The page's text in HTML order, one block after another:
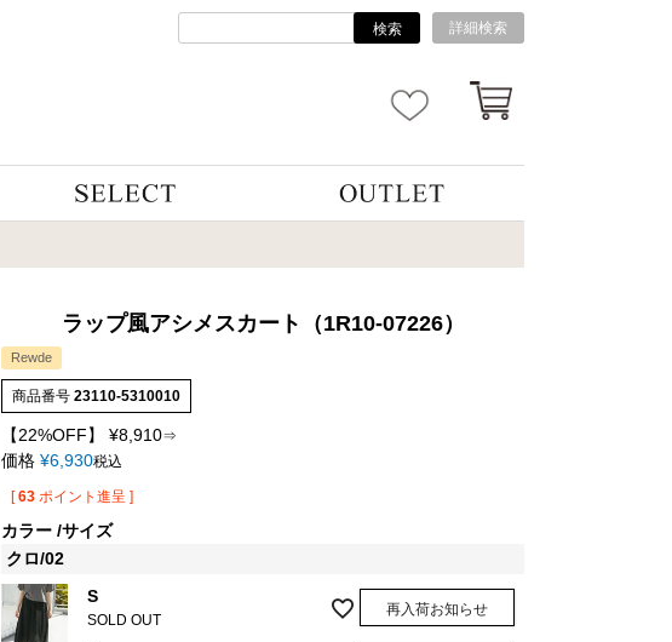
検索 詳細検索
ラップ風アシメスカート（1R10-07226）
Rewde
商品番号 23110-5310010
【22%OFF】 ¥8,910⇒
価格 ¥6,930税込
[ 63 ポイント進呈 ]
カラー サイズ
クロ/02
S
SOLD OUT
再入荷お知らせ